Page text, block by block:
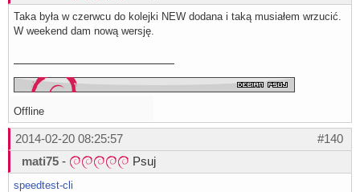
Taka była w czerwcu do kolejki NEW dodana i taką musiałem wrzucić.
W weekend dam nową wersję.
Offline
#140
2014-02-20 08:25:57
mati75 - Psuj
speedtest-cli